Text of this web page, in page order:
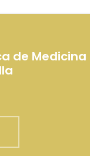
de Medicina